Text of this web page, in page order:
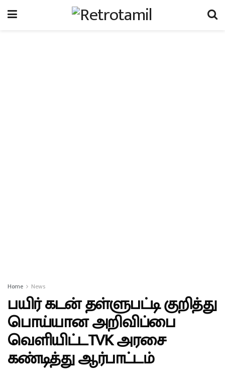
Home News
பயிர் கடன் தள்ளுபட்டி குறித்து
பொய்யான அறிவிப்பை
வெளியிட்டTVK அரசை
கண்டித்து ஆர்பாட்டம்